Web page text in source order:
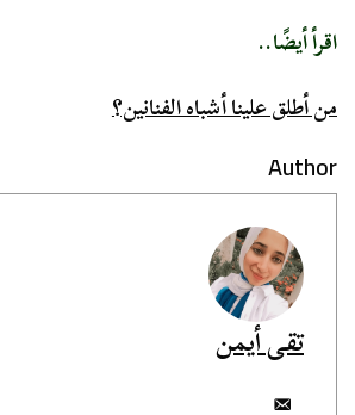
اقرأ أيضًا..
من أطلق علينا أشباه الفنانين؟
Author
تقى أيمن